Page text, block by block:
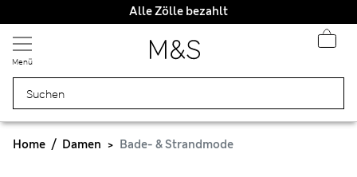
Alle Zölle bezahlt
Menü
Home Damen Bade- & Strandmode